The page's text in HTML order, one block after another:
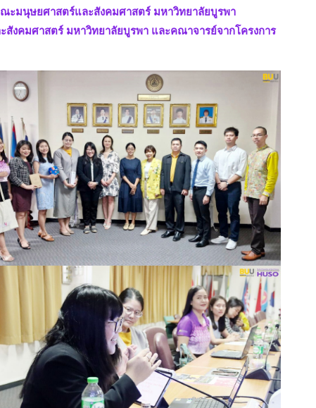
ณะมนุษยศาสตร์และสังคมศาสตร์ มหาวิทยาลัยบูรพา
งคมศาสตร์ มหาวิทยาลัยบูรพา และคณาจารย์จากโครงการ